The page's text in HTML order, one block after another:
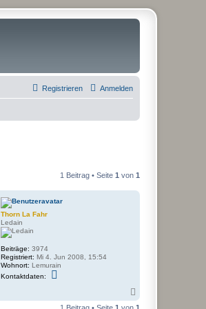
Anmelden
Registrieren
1 Beitrag • Seite 1 von 1
Thorn La Fahr
Ledain
Beiträge: 3974
Registriert: Mi 4. Jun 2008, 15:54
Wohnort: Lemurain
Kontaktdaten:
a